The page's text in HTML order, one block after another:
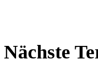
Nächste